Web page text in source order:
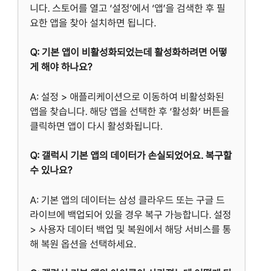
니다. 스토어를 열고 ‘설정’에서 ‘앱’을 검색한 후 필
요한 앱을 찾아 설치하면 됩니다.
Q: 기본 앱이 비활성화되었는데 활성화하려면 어떻
게 해야 하나요?
A: 설정 > 애플리케이션으로 이동하여 비활성화된
앱을 찾습니다. 해당 앱을 선택한 후 ‘활성화’ 버튼을
클릭하면 앱이 다시 활성화됩니다.
Q: 갤럭시 기본 앱의 데이터가 손실되었어요. 복구할
수 있나요?
A: 기본 앱의 데이터는 삼성 클라우드 또는 구글 드
라이브에 백업되어 있을 경우 복구 가능합니다. 설정
> 사용자 데이터 백업 및 복원에서 해당 서비스를 통
해 복원 옵션을 선택하세요.